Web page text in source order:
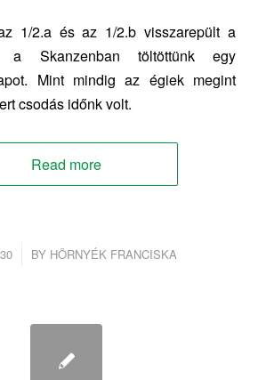
1/2.a és az 1/2.b visszarepült a
a Skanzenban töltöttünk egy
Mint mindig az égiek megint
csodás időnk volt.
Read more
BY HÖRNYÉK FRANCISKA